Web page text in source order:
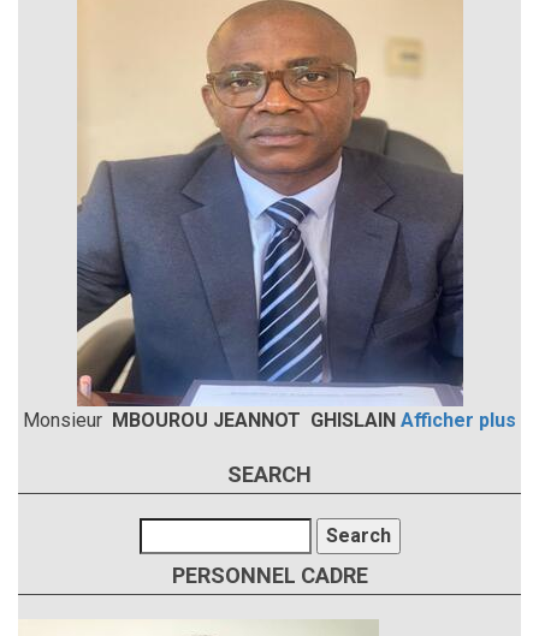
Monsieur MBOUROU JEANNOT GHISLAIN Afficher plus
SEARCH
PERSONNEL CADRE